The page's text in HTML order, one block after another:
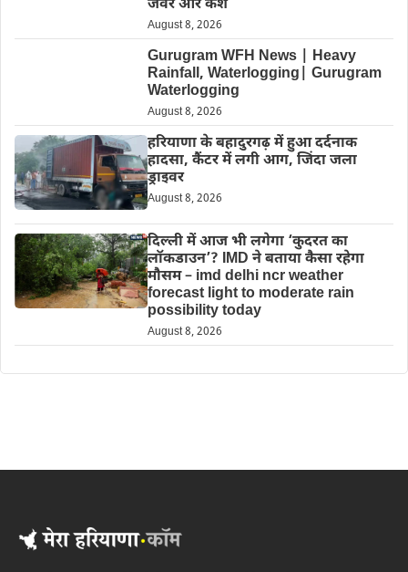
जेवर और कैश
August 8, 2026
Gurugram WFH News | Heavy
Rainfall, Waterlogging| Gurugram
Waterlogging
August 8, 2026
हरियाणा के बहादुरगढ़ में हुआ दर्दनाक
हादसा, कैंटर में लगी आग, जिंदा जला
ड्राइवर
August 8, 2026
दिल्‍ली में आज भी लगेगा ‘कुदरत का
लॉकडाउन’? IMD ने बताया कैसा रहेगा
मौसम – imd delhi ncr weather
forecast light to moderate rain
possibility today
August 8, 2026